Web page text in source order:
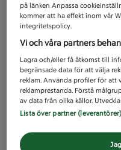
på länken Anpassa
kommer att ha effekt inom vår
integritetspolicy.
Vi och våra partners
Lagra och/eller få åtkomst till
begränsade data för att välja
reklam. Använda profiler för att
reklamprestanda. Förstå
av data från olika källor.
Lista över partner (leverantörer)